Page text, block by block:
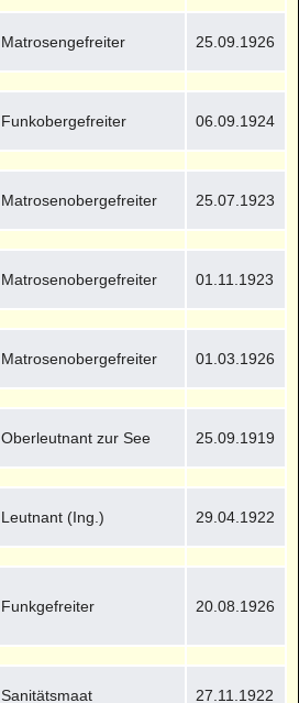
Matrosengefreiter 25.09.1926
Funkobergefreiter 06.09.1924
Matrosenobergefreiter 25.07.1923
Matrosenobergefreiter 01.11.1923
Matrosenobergefreiter 01.03.1926
Oberleutnant zur See 25.09.1919
Leutnant (Ing.) 29.04.1922
Funkgefreiter 20.08.1926
Sanitätsmaat 27.11.1922